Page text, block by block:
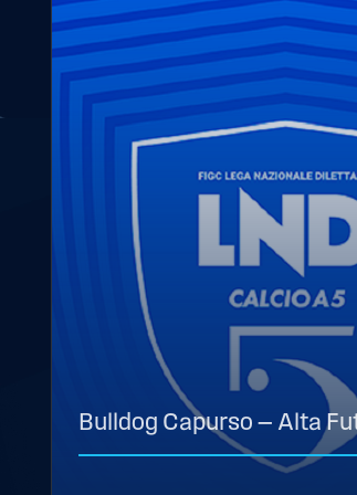
Bulldog Capurso — Alta